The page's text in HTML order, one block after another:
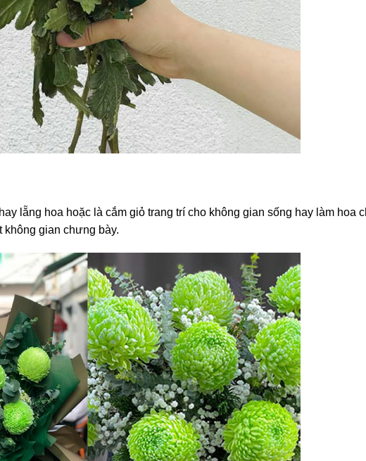
lẵng hoa hoặc là cắm giỏ trang trí cho không gian sống hay làm hoa
gian chưng bày.